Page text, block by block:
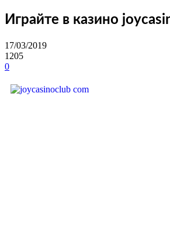
Играйте в казино
17/03/2019
1205
0